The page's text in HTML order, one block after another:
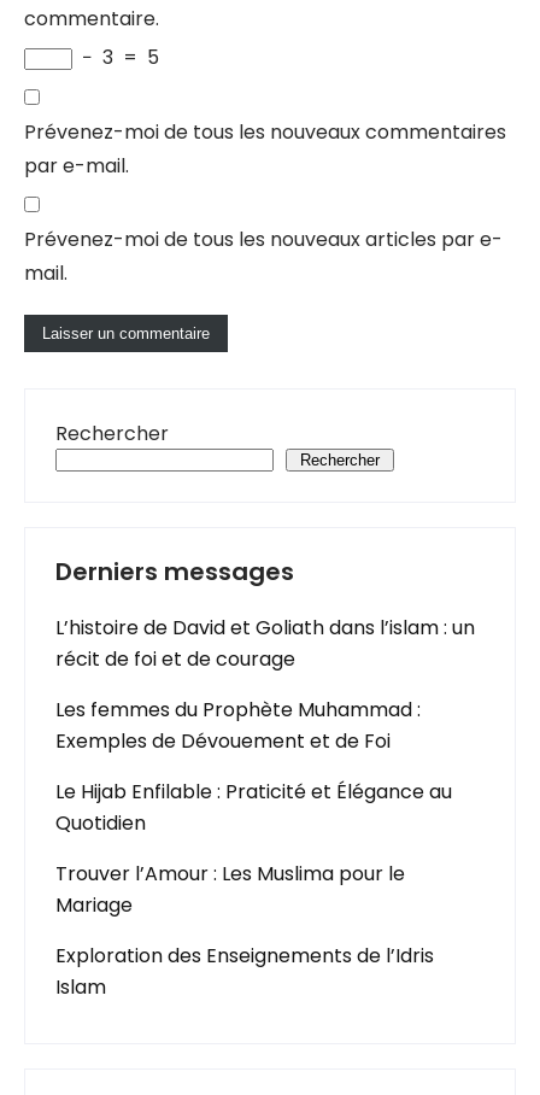
commentaire.
− 3 = 5
Prévenez-moi de tous les nouveaux commentaires
par e-mail.
Prévenez-moi de tous les nouveaux articles par e-
mail.
Rechercher
Rechercher
Derniers messages
L’histoire de David et Goliath dans l’islam : un
récit de foi et de courage
Les femmes du Prophète Muhammad :
Exemples de Dévouement et de Foi
Le Hijab Enfilable : Praticité et Élégance au
Quotidien
Trouver l’Amour : Les Muslima pour le
Mariage
Exploration des Enseignements de l’Idris
Islam